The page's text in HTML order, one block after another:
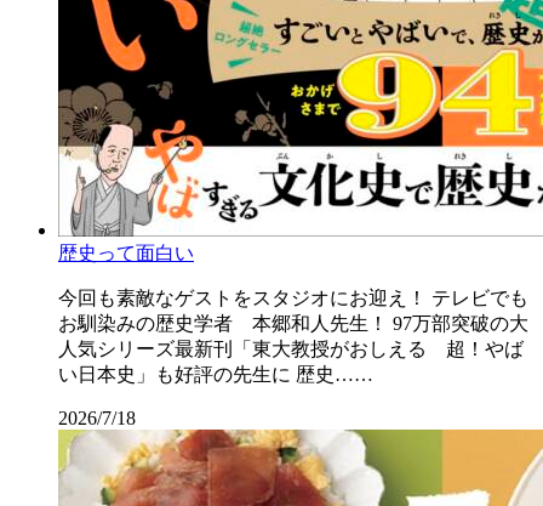
歴史って面白い
今回も素敵なゲストをスタジオにお迎え！ テレビでも
お馴染みの歴史学者 本郷和人先生！ 97万部突破の大
人気シリーズ最新刊「東大教授がおしえる 超！やば
い日本史」も好評の先生に 歴史……
2026/7/18